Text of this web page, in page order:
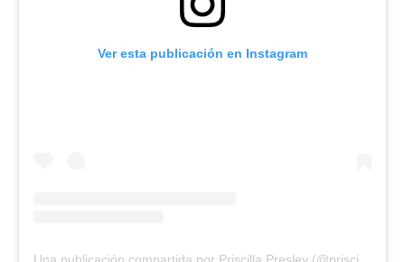
Ver esta publicación en Instagram